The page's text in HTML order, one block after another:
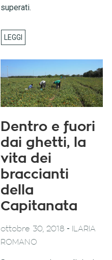
superati.
Dentro e fuori
dai ghetti, la
vita dei
braccianti
della
Capitanata
ottobre 30, 2018 -
ILARIA
ROMANO